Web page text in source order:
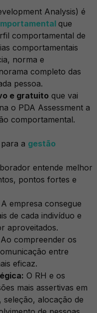
Analysis) é
que
comportamental de
comportamentais
norma e
completo das
pessoa.
e gratuito que vai
o PDA Assessment a
comportamental.
a gestão
entende melhor
pontos fortes e
A empresa consegue
de cada indivíduo e
aproveitados.
Ao compreender os
entre
eficaz.
O RH e os
mais assertivas em
alocação de